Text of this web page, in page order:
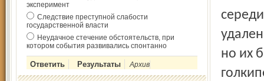
эксперимент
Следствие преступной слабости
государственной власти
Неудачное стечение обстоятельств, при
котором события развивались спонтанно
Архив
но их